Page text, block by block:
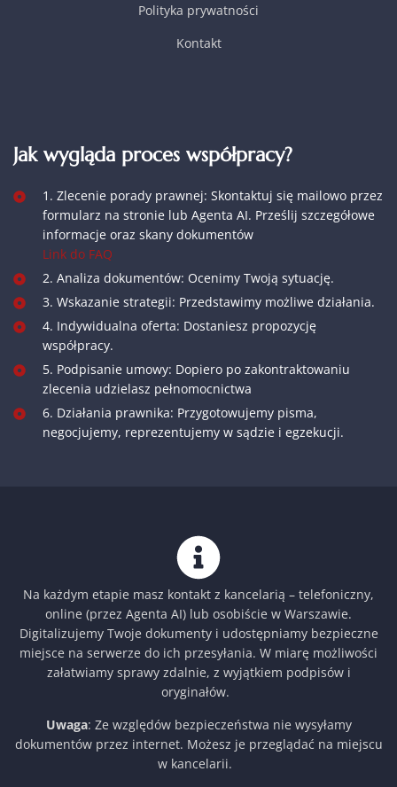
Polityka prywatności
Kontakt
Jak wygląda proces współpracy?
1. Zlecenie porady prawnej: Skontaktuj się mailowo przez
formularz na stronie lub Agenta AI. Prześlij szczegółowe
informacje oraz skany dokumentów
Link do FAQ
2. Analiza dokumentów: Ocenimy Twoją sytuację.
3. Wskazanie strategii: Przedstawimy możliwe działania.
4. Indywidualna oferta: Dostaniesz propozycję
współpracy.
5. Podpisanie umowy: Dopiero po zakontraktowaniu
zlecenia udzielasz pełnomocnictwa
6. Działania prawnika: Przygotowujemy pisma,
negocjujemy, reprezentujemy w sądzie i egzekucji.
Na każdym etapie masz kontakt z kancelarią – telefoniczny,
online (przez Agenta AI) lub osobiście w Warszawie.
Digitalizujemy Twoje dokumenty i udostępniamy bezpieczne
miejsce na serwerze do ich przesyłania. W miarę możliwości
załatwiamy sprawy zdalnie, z wyjątkiem podpisów i
oryginałów.
Uwaga: Ze względów bezpieczeństwa nie wysyłamy
dokumentów przez internet. Możesz je przeglądać na miejscu
w kancelarii.